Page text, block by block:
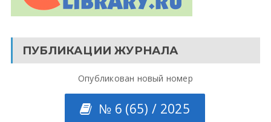
ПУБЛИКАЦИИ ЖУРНАЛА
Опубликован новый номер
№ 6 (65) / 2025